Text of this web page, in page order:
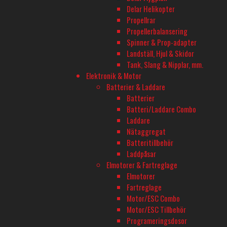
Delar Helikopter
Propellrar
Propellerbalansering
Spinner & Prop-adapter
Landställ, Hjul & Skidor
Tank, Slang & Nipplar, mm.
Elektronik & Motor
Batterier & Laddare
Batterier
Batteri/Laddare Combo
Laddare
Nätaggregat
Batteritillbehör
Laddpåsar
Elmotorer & Fartreglage
Elmotorer
Fartreglage
Motor/ESC Combo
Motor/ESC Tillbehör
Programeringsdosor
ÖPPETTIDER - BARKARBY HOBBY